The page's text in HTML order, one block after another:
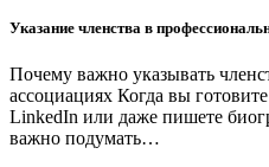
Указание членства в
Почему важно указывать
ассоциациях Когда вы
LinkedIn или даже пишете
важно подумать…